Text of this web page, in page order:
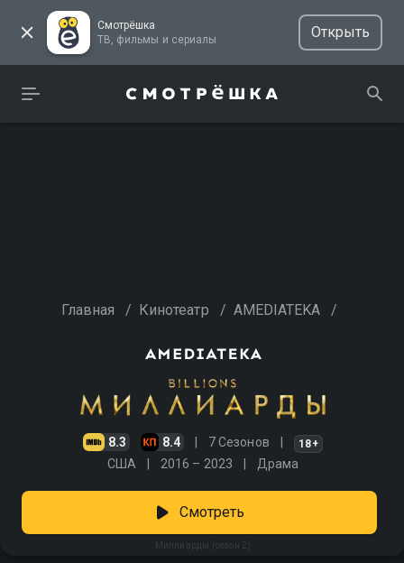
Смотрёшка
ТВ, фильмы и сериалы
Открыть
Главная / Кинотеатр / AMEDIATEKA /
8.3 8.4 7 Сезонов 18+
США 2016 – 2023 Драма
Миллиарды (сезон 2)
Смотреть